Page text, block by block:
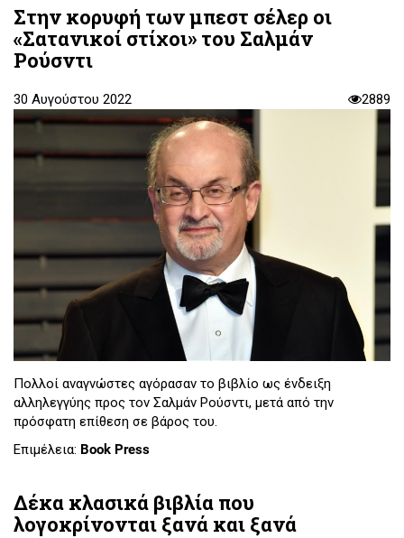
Στην κορυφή των μπεστ σέλερ οι
«Σατανικοί στίχοι» του Σαλμάν
Ρούσντι
30 Αυγούστου 2022 2889
Πολλοί αναγνώστες αγόρασαν το βιβλίο ως ένδειξη
αλληλεγγύης προς τον Σαλμάν Ρούσντι, μετά από την
πρόσφατη επίθεση σε βάρος του.
Επιμέλεια: Book Press
Δέκα κλασικά βιβλία που
λογοκρίνονται ξανά και ξανά